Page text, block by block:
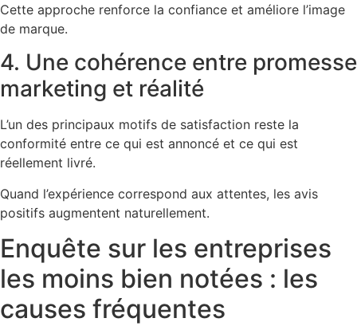
Cette approche renforce la confiance et améliore l’image
de marque.
4. Une cohérence entre promesse
marketing et réalité
L’un des principaux motifs de satisfaction reste la
conformité entre ce qui est annoncé et ce qui est
réellement livré.
Quand l’expérience correspond aux attentes, les avis
positifs augmentent naturellement.
Enquête sur les entreprises
les moins bien notées : les
causes fréquentes